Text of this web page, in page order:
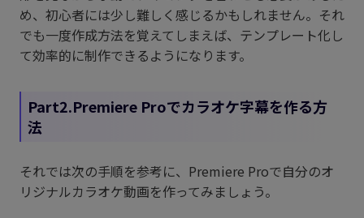
め、初心者には少し難しく感じるかもしれません。それ
でも一度作成方法を覚えてしまえば、テンプレート化し
て効率的に制作できるようになります。
Part2.Premiere Proでカラオケ字幕を作る方
法
それでは次の手順を参考に、Premiere Proで自分のオ
リジナルカラオケ動画を作ってみましょう。